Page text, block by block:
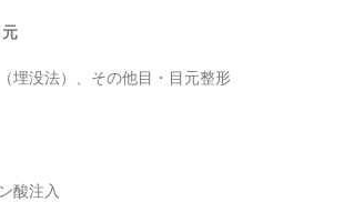
埋没法）、その他目・目元整形
酸注入